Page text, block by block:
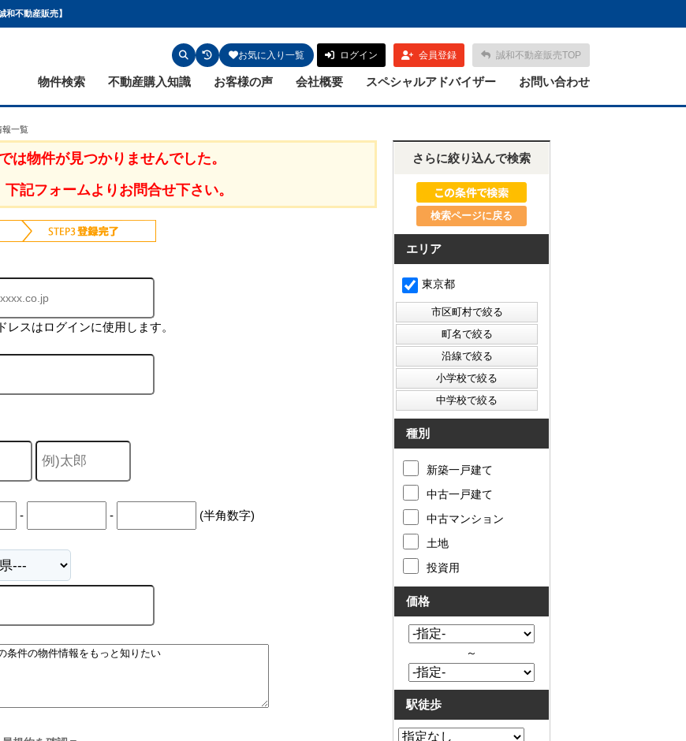
不動産販売】
ログイン 会員登録 誠和不動産販売TOP
お気に入り一覧
物件検索 不動産購入知識 お客様の声 会社概要 スペシャルアドバイザー お問い合わせ
報一覧
は物件が見つかりませんでした。
記フォームよりお問合せ下さい。
スはログインに使用します。
- - (半角数字)
さらに絞り込んで検索
検索ページに戻る
エリア
東京都
種別
新築一戸建て
中古一戸建て
中古マンション
土地
投資用
価格
～
駅徒歩